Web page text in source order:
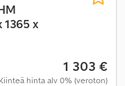
1365 x
1 303 €
Kiinteä hinta alv 0% (veroton)